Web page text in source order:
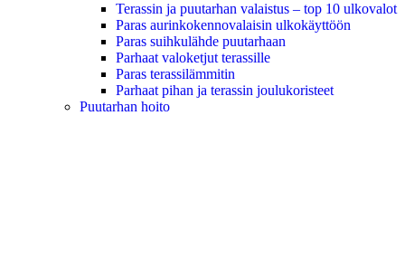
Terassin ja puutarhan valaistus – top 10 ulkovalot
Paras aurinkokennovalaisin ulkokäyttöön
Paras suihkulähde puutarhaan
Parhaat valoketjut terassille
Paras terassilämmitin
Parhaat pihan ja terassin joulukoristeet
Puutarhan hoito